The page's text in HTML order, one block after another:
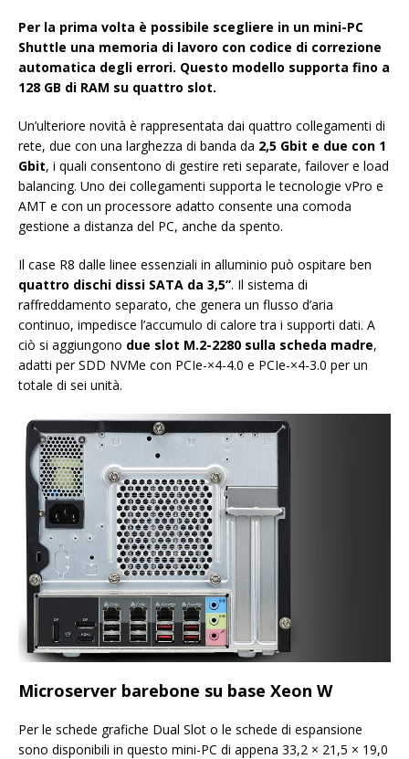
Per la prima volta è possibile scegliere in un mini-PC
Shuttle una memoria di lavoro con codice di correzione
automatica degli errori. Questo modello supporta fino a
128 GB di RAM su quattro slot.
Un’ulteriore novità è rappresentata dai quattro collegamenti di
rete, due con una larghezza di banda da 2,5 Gbit e due con 1
Gbit, i quali consentono di gestire reti separate, failover e load
balancing. Uno dei collegamenti supporta le tecnologie vPro e
AMT e con un processore adatto consente una comoda
gestione a distanza del PC, anche da spento.
Il case R8 dalle linee essenziali in alluminio può ospitare ben
quattro dischi dissi SATA da 3,5”. Il sistema di
raffreddamento separato, che genera un flusso d’aria
continuo, impedisce l’accumulo di calore tra i supporti dati. A
ciò si aggiungono due slot M.2-2280 sulla scheda madre,
adatti per SDD NVMe con PCIe-×4-4.0 e PCIe-×4-3.0 per un
totale di sei unità.
Microserver barebone su base Xeon W
Per le schede grafiche Dual Slot o le schede di espansione
sono disponibili in questo mini-PC di appena 33,2 × 21,5 × 19,0